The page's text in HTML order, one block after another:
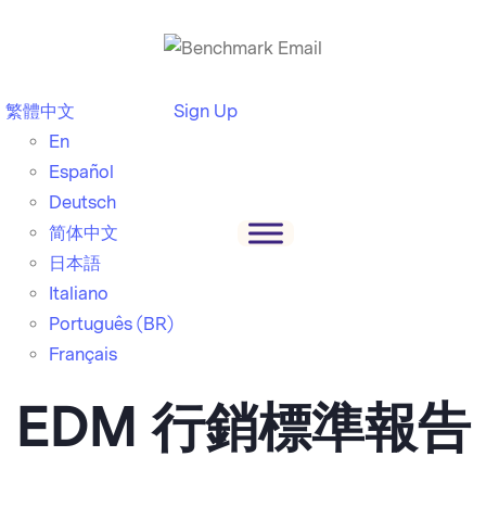
繁體中文
En
Español
Deutsch
简体中文
日本語
Italiano
Português (BR)
Français
Sign Up
EDM 行銷標準報告